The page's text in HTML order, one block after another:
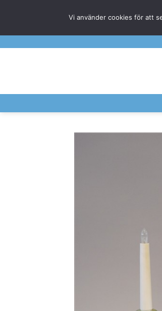
content
Vi använder cookies för att